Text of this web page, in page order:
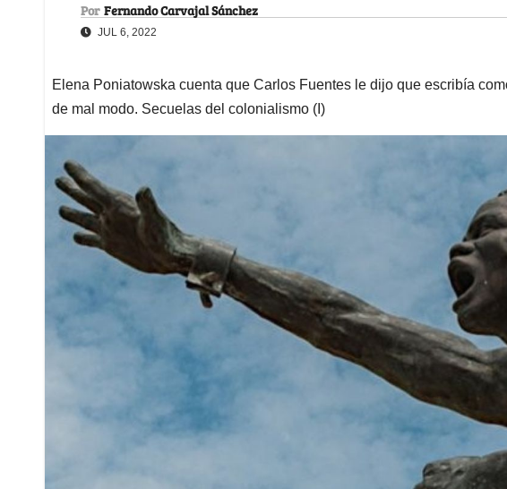
Por Fernando Carvajal Sánchez
JUL 6, 2022
Elena Poniatowska cuenta que Carlos Fuentes le dijo que escribía
de mal modo. Secuelas del colonialismo (I)